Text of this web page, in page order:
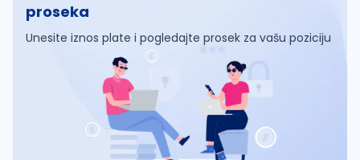
proseka
Unesite iznos plate i pogledajte prosek za vašu poziciju